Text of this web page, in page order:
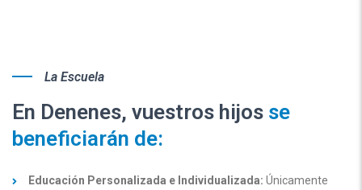
La Escuela
En Denenes, vuestros hijos se
beneficiarán de:
Educación Personalizada e Individualizada: Únicamente